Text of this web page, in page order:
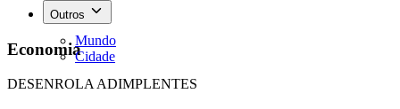
Outros
Mundo
Cidade
Economia
DESENROLA ADIMPLENTES